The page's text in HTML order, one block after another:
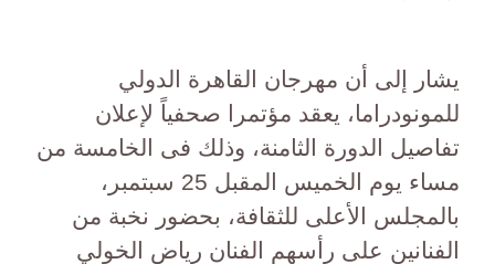
يشار إلى أن مهرجان القاهرة الدولي
للمونودراما، يعقد مؤتمرا صحفياً لإعلان
تفاصيل الدورة الثامنة، وذلك فى الخامسة من
مساء يوم الخميس المقبل 25 سبتمبر،
بالمجلس الأعلى للثقافة، بحضور نخبة من
الفنانين على رأسهم الفنان رياض الخولي